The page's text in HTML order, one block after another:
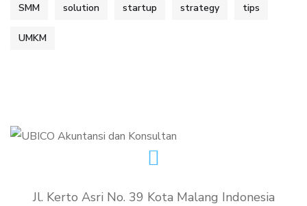
SMM solution startup strategy tips
UMKM
Jl. Kerto Asri No. 39 Kota Malang Indonesia